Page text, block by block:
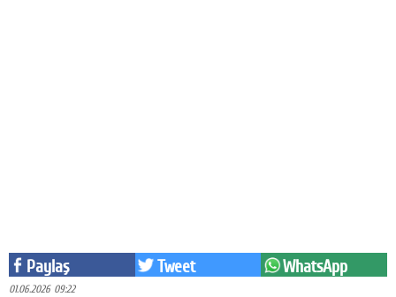
Bilim
Kültür-sanat
Paylaş Tweet WhatsApp
01.06.2026 09:22